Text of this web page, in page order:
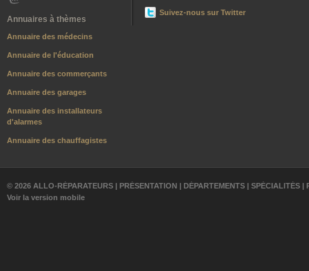
Annuaires à thèmes
Annuaire des médecins
Annuaire de l'éducation
Annuaire des commerçants
Annuaire des garages
Annuaire des installateurs
d'alarmes
Annuaire des chauffagistes
Suivez-nous sur Twitter
© 2026 ALLO-RÉPARATEURS | PRÉSENTATION | DÉPARTEMENTS | SPÉCIALITÉS |
Voir la version mobile